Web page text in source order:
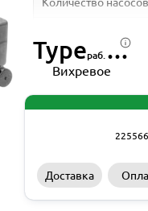
Материал бака
Диаметр входного
Typeраб. колеса
Вихревое
Доставка